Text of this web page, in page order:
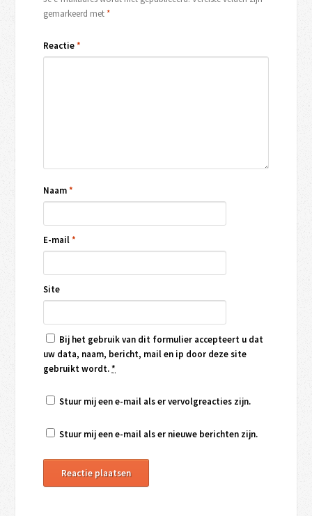
gemarkeerd met*
Reactie*
Naam*
E-mail*
Site
Bij het gebruik van dit formulier accepteert u dat
uw data, naam, bericht, mail en ip door deze site
gebruikt wordt.*
Stuur mij een e-mail als er vervolgreacties zijn.
Stuur mij een e-mail als er nieuwe berichten zijn.